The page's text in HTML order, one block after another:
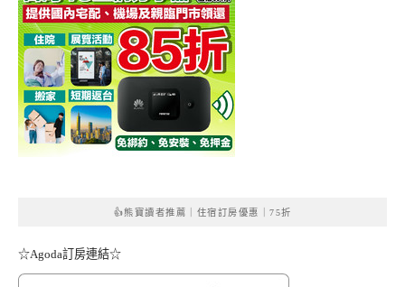
👍熊寶讀者推薦｜住宿訂房優惠｜75折
☆Agoda訂房連結☆